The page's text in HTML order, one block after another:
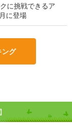
に挑戦できるア
に登場
ング